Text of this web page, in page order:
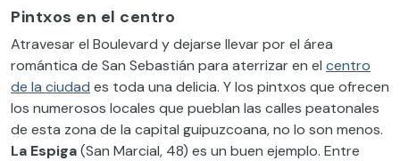
Pintxos en el centro
Atravesar el Boulevard y dejarse llevar por el área
romántica de San Sebastián para aterrizar en el centro
de la ciudad es toda una delicia. Y los pintxos que ofrecen
los numerosos locales que pueblan las calles peatonales
de esta zona de la capital guipuzcoana, no lo son menos.
La Espiga(San Marcial, 48) es un buen ejemplo. Entre